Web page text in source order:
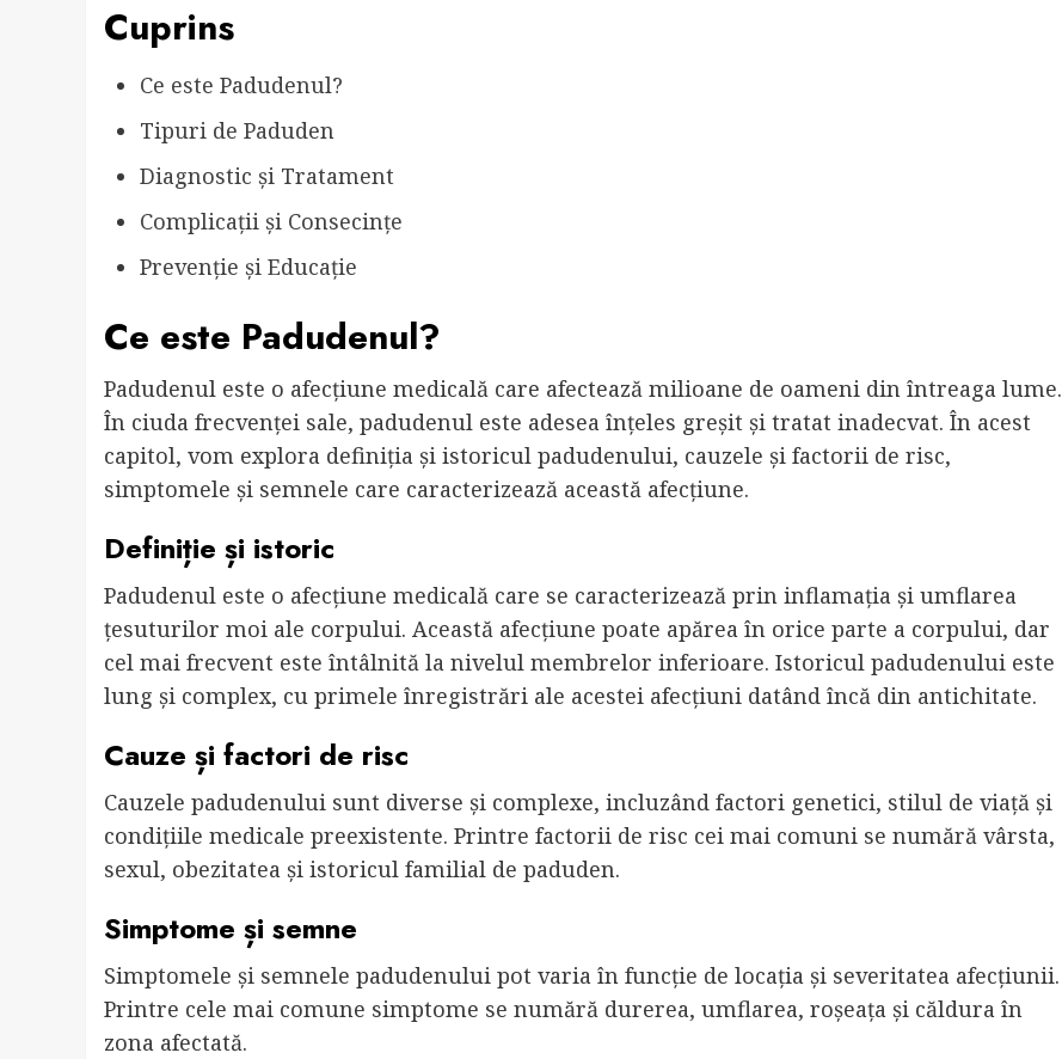
Cuprins
Ce este Padudenul?
Tipuri de Paduden
Diagnostic și Tratament
Complicații și Consecințe
Prevenție și Educație
Ce este Padudenul?
Padudenul este o afecțiune medicală care afectează milioane de oameni din întreaga lume.
În ciuda frecvenței sale, padudenul este adesea înțeles greșit și tratat inadecvat. În acest
capitol, vom explora definiția și istoricul padudenului, cauzele și factorii de risc,
simptomele și semnele care caracterizează această afecțiune.
Definiție și istoric
Padudenul este o afecțiune medicală care se caracterizează prin inflamația și umflarea
țesuturilor moi ale corpului. Această afecțiune poate apărea în orice parte a corpului, dar
cel mai frecvent este întâlnită la nivelul membrelor inferioare. Istoricul padudenului este
lung și complex, cu primele înregistrări ale acestei afecțiuni datând încă din antichitate.
Cauze și factori de risc
Cauzele padudenului sunt diverse și complexe, incluzând factori genetici, stilul de viață și
condițiile medicale preexistente. Printre factorii de risc cei mai comuni se numără vârsta,
sexul, obezitatea și istoricul familial de paduden.
Simptome și semne
Simptomele și semnele padudenului pot varia în funcție de locația și severitatea afecțiunii.
Printre cele mai comune simptome se numără durerea, umflarea, roșeața și căldura în
zona afectată.